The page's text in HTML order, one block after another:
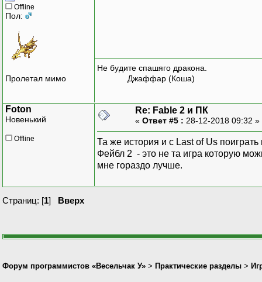
Offline
Пол:
Пролетал мимо
Не будите спашяго дракона.
Джаффар (Коша)
Foton
Новенький
Offline
Re: Fable 2 и ПК
« Ответ #5 : 28-12-2018 09:32 »
Та же история и с Last of Us
Фейбл 2 - это не та игра которую
мне гораздо лучше.
Страниц: [1] Вверх
Форум программистов «Весельчак У» > Практические разделы >